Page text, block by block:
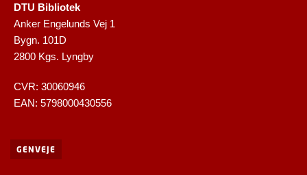
DTU Bibliotek
Anker Engelunds Vej 1
Bygn. 101D
2800 Kgs. Lyngby
CVR: 30060946
EAN: 5798000430556
GENVEJE